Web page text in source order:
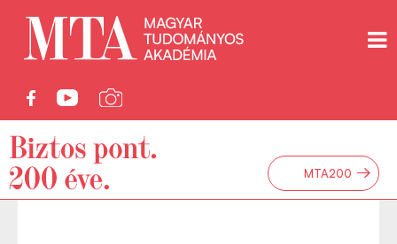
MTA200 →